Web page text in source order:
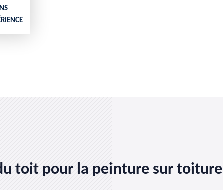
toit pour la peinture sur toiture